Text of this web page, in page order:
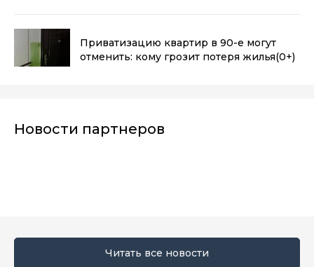
Приватизацию квартир в 90-е могут
отменить: кому грозит потеря жилья(0+)
Новости партнеров
Читать все новости